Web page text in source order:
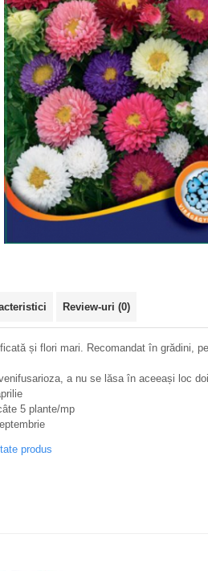
Review-uri (0)
și flori mari. Recomandat în grădini,
a nu se lăsa în aceeași loc
5 plante/mp
produs